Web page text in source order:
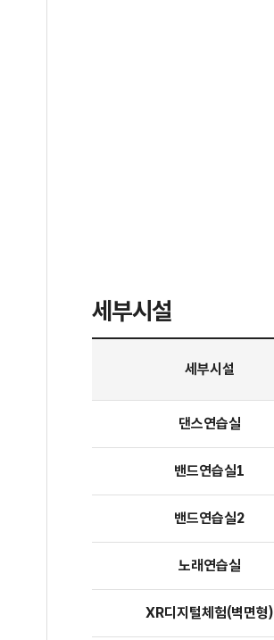
세부시설
4층 청소년수련관 세부시설
세부시설
댄스연습실
밴드연습실1
밴드연습실2
노래연습실
XR디지털체험(벽면형)